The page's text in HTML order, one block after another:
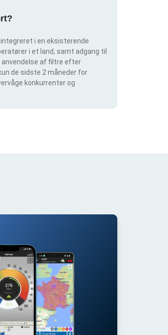
i en eksisterende
i et land, samt adgang til
af filtre efter
de sidste 2 måneder for
konkurrenter og